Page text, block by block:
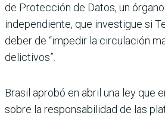
de Protección de Datos, un
independiente, que investigue si
deber de “impedir la circulación
delictivos”.
Brasil aprobó en abril una ley que
sobre la responsabilidad de las